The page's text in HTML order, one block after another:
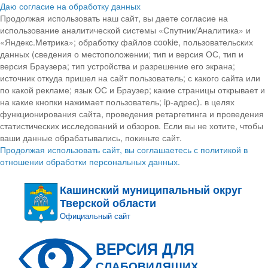
Даю согласие на обработку данных
Продолжая использовать наш сайт, вы даете согласие на
использование аналитической системы «Спутник/Аналитика» и
«Яндекс.Метрика»; обработку файлов cookie, пользовательских
данных (сведения о местоположении; тип и версия ОС, тип и
версия Браузера; тип устройства и разрешение его экрана;
источник откуда пришел на сайт пользователь; с какого сайта или
по какой рекламе; язык ОС и Браузер; какие страницы открывает и
на какие кнопки нажимает пользователь; ip-адрес). в целях
функционирования сайта, проведения ретаргетинга и проведения
статистических исследований и обзоров. Если вы не хотите, чтобы
ваши данные обрабатывались, покиньте сайт.
Продолжая использовать сайт, вы соглашаетесь с политикой в
отношении обработки персональных данных.